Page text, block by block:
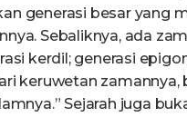
generasi besar yang
Sebaliknya, ada
kerdil; generasi
keruwetan zamannya,
Sejarah juga